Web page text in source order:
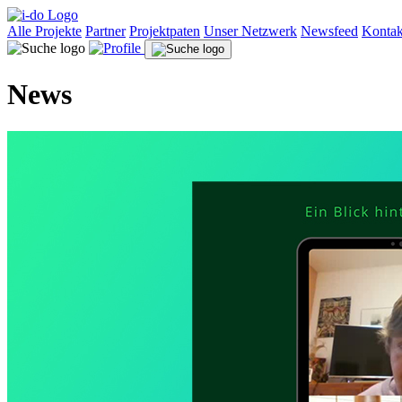
Alle Projekte Partner Projektpaten Unser Netzwerk Newsfeed
News